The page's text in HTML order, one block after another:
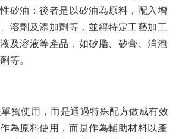
矽油；後者是以矽油為原料，配入增
溶劑及添加劑等，並經特定工藝加工
及溶液等產品，如矽脂、矽膏、消泡
等。
獨使用，而是通過特殊配方做成有效
為原料使用，而是作為輔助材料以產